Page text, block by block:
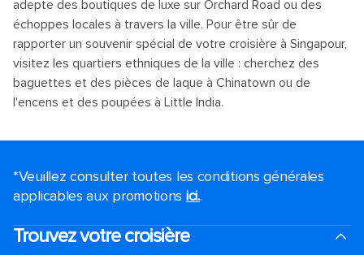
adepte des boutiques de luxe sur Orchard Road ou des
échoppes locales à travers la ville. Pour être sûr de
rapporter un souvenir spécial de votre croisière à Singapour,
visitez les quartiers ethniques de la ville : cherchez des
baguettes et des pièces de laque à Chinatown ou de
l'encens et des poupées à Little India.
*Veuillez consulter toutes les conditions générales
applicables aux promotions ici..
Trouvez votre croisière